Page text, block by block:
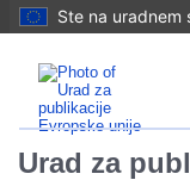
Ste na uradnem
Urad za